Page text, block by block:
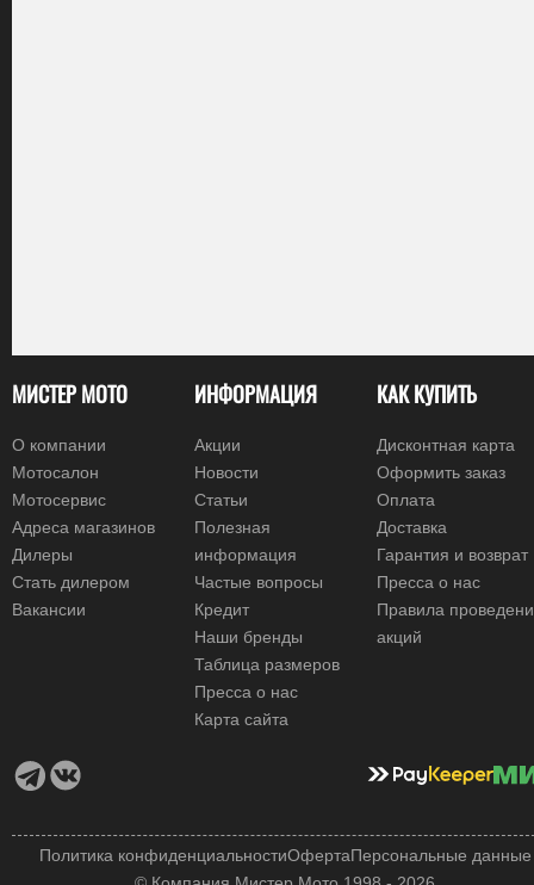
МИСТЕР МОТО
О компании
Мотосалон
Мотосервис
Адреса магазинов
Дилеры
Стать дилером
Вакансии
ИНФОРМАЦИЯ
Акции
Новости
Статьи
Полезная
информация
Частые вопросы
Кредит
Наши бренды
Таблица размеров
Пресса о нас
Карта сайта
КАК КУПИТЬ
Дисконтная карта
Оформить заказ
Оплата
Доставка
Гарантия и возврат
Пресса о нас
Правила
акций
Политика конфиденциальностиОфертаПерсональные данные